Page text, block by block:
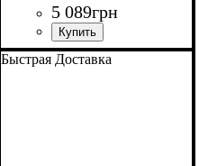
5 089грн
Быстрая Доставка